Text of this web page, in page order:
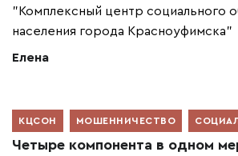
"Комплексный центр социального
населения города Красноуфимска"
Елена
КЦСОН МОШЕННИЧЕСТВО
Четыре компонента в одном